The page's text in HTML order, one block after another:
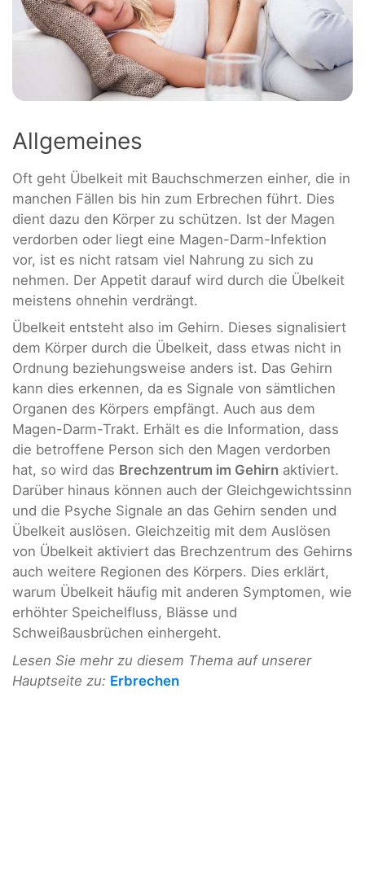
Allgemeines
Oft geht Übelkeit mit Bauchschmerzen einher, die in
manchen Fällen bis hin zum Erbrechen führt. Dies
dient dazu den Körper zu schützen. Ist der Magen
verdorben oder liegt eine Magen-Darm-Infektion
vor, ist es nicht ratsam viel Nahrung zu sich zu
nehmen. Der Appetit darauf wird durch die Übelkeit
meistens ohnehin verdrängt.
Übelkeit entsteht also im Gehirn. Dieses signalisiert
dem Körper durch die Übelkeit, dass etwas nicht in
Ordnung beziehungsweise anders ist. Das Gehirn
kann dies erkennen, da es Signale von sämtlichen
Organen des Körpers empfängt. Auch aus dem
Magen-Darm-Trakt. Erhält es die Information, dass
die betroffene Person sich den Magen verdorben
hat, so wird das Brechzentrum im Gehirn aktiviert.
Darüber hinaus können auch der Gleichgewichtssinn
und die Psyche Signale an das Gehirn senden und
Übelkeit auslösen. Gleichzeitig mit dem Auslösen
von Übelkeit aktiviert das Brechzentrum des Gehirns
auch weitere Regionen des Körpers. Dies erklärt,
warum Übelkeit häufig mit anderen Symptomen, wie
erhöhter Speichelfluss, Blässe und
Schweißausbrüchen einhergeht.
Lesen Sie mehr zu diesem Thema auf unserer
Hauptseite zu: Erbrechen